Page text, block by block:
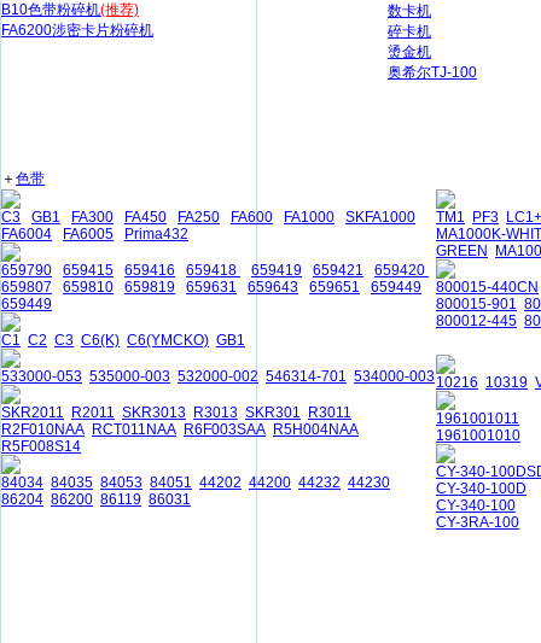
B10色带粉碎机(推荐)
FA6200涉密卡片粉碎机
数卡机
碎卡机
烫金机
奥希尔TJ-100
＋色带
C3 GB1 FA300 FA450 FA250 FA600 FA1000
SKFA1000
FA6004
FA6005 Prima432
659790 659415 659416 659418 659419 659421
659420
659807
659810 659819 659631 659643 659651
659449
659449
C1 C2 C3 C6(K) C6(YMCKO) GB1
533000-053 535000-003 532000-002 546314-701 534000-003
SKR2011 R2011 SKR3013 R3013 SKR301
R3011
R2F010NAA RCT011NAA R6F003SAA R5H004NAA
R5F008S14
84034 84035 84053 84051 44202 44200 44232 44230
86204 86200 86119 86031
TM1 PF3 LC1+
MA1000K-
GREEN
800015-440CN
800015-901
800012-445
10216 10319
1961001011
1961001010
CY-340-
CY-340-100D
CY-340-100
CY-3RA-100